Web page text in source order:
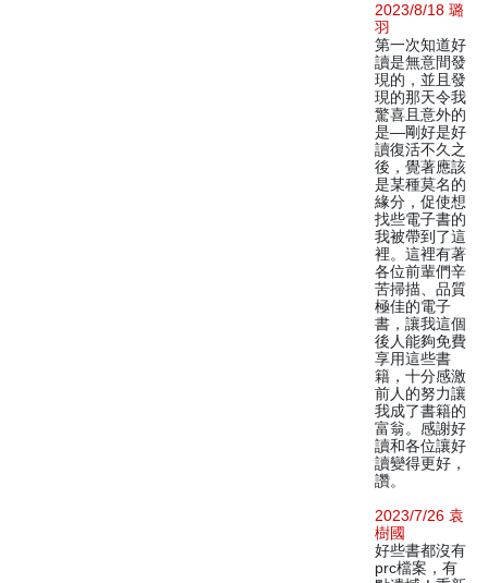
2023/8/18 璐
羽
第一次知道好
讀是無意間發
現的，並且發
現的那天令我
驚喜且意外的
是—剛好是好
讀復活不久之
後，覺著應該
是某種莫名的
緣分，促使想
找些電子書的
我被帶到了這
裡。這裡有著
各位前輩們辛
苦掃描、品質
極佳的電子
書，讓我這個
後人能夠免費
享用這些書
籍，十分感激
前人的努力讓
我成了書籍的
富翁。感謝好
讀和各位讓好
讀變得更好，
讚。
2023/7/26 袁
樹國
好些書都沒有
prc檔案，有